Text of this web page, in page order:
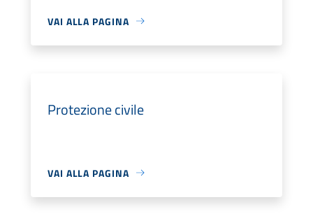
VAI ALLA PAGINA
Protezione civile
VAI ALLA PAGINA